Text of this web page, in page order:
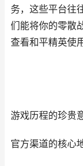
务，这些平台往
们能将你的零散
查看和平精英使
游戏历程的珍贵
官方渠道的核心